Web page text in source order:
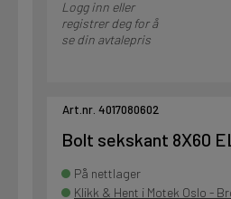
Logg inn eller
registrer deg for å
se din avtalepris
Art.nr. 4017080602
Bolt sekskant 8X60
På nettlager
Klikk & Hent i Motek Oslo -